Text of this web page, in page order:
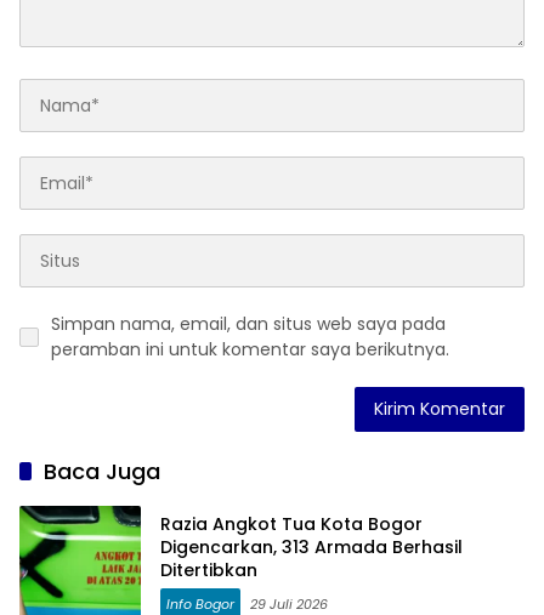
Simpan nama, email, dan situs web saya pada
peramban ini untuk komentar saya berikutnya.
Baca Juga
Razia Angkot Tua Kota Bogor
Digencarkan, 313 Armada Berhasil
Ditertibkan
Info Bogor 29 Juli 2026